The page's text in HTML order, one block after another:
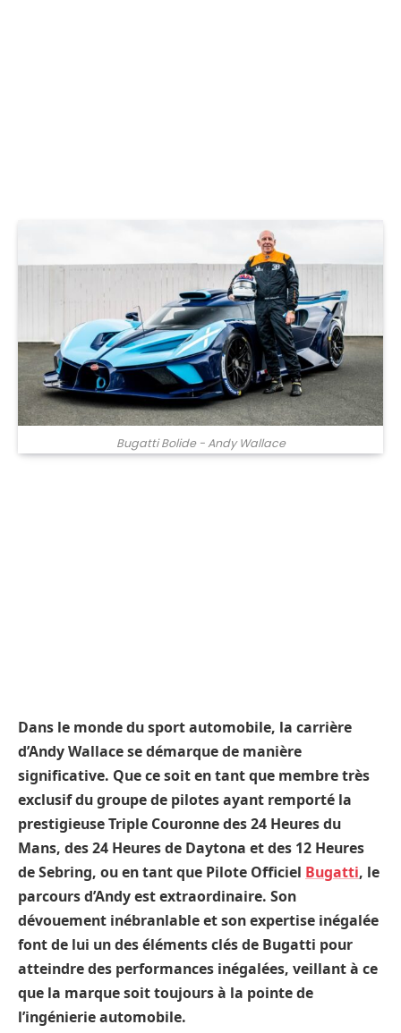
Bugatti Bolide - Andy Wallace
Dans le monde du sport automobile, la carrière
d’Andy Wallace se démarque de manière
significative. Que ce soit en tant que membre très
exclusif du groupe de pilotes ayant remporté la
prestigieuse Triple Couronne des 24 Heures du
Mans, des 24 Heures de Daytona et des 12 Heures
de Sebring, ou en tant que Pilote Officiel Bugatti, le
parcours d’Andy est extraordinaire. Son
dévouement inébranlable et son expertise inégalée
font de lui un des éléments clés de Bugatti pour
atteindre des performances inégalées, veillant à ce
que la marque soit toujours à la pointe de
l’ingénierie automobile.